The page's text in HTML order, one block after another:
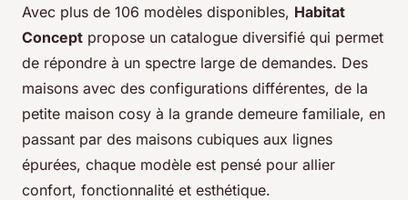
Avec plus de 106 modèles disponibles, Habitat
Concept propose un catalogue diversifié qui permet
de répondre à un spectre large de demandes. Des
maisons avec des configurations différentes, de la
petite maison cosy à la grande demeure familiale, en
passant par des maisons cubiques aux lignes
épurées, chaque modèle est pensé pour allier
confort, fonctionnalité et esthétique.